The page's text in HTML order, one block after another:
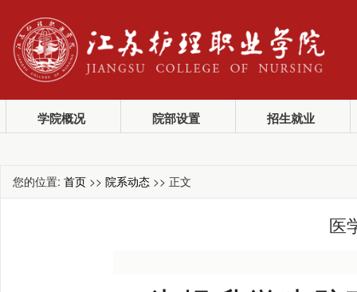
学院概况 院部设置 招生就业
您的位置: 首页 >> 院系动态 >> 正文
医